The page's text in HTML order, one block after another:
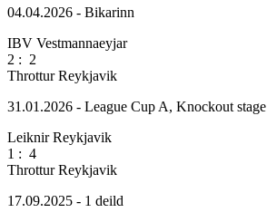
04.04.2026 - Bikarinn
IBV Vestmannaeyjar
2 : 2
Throttur Reykjavik
31.01.2026 - League Cup A, Knockout stage
Leiknir Reykjavik
1 : 4
Throttur Reykjavik
17.09.2025 - 1 deild